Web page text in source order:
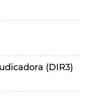
(DIR3)